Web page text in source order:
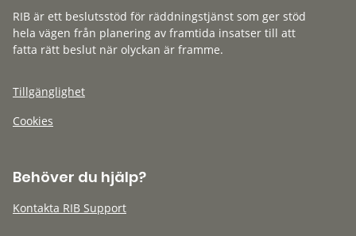
RIB är ett beslutsstöd för räddningstjänst som ger stöd
hela vägen från planering av framtida insatser till att
fatta rätt beslut när olyckan är framme.
Tillgänglighet
Cookies
Behöver du hjälp?
Kontakta RIB Support